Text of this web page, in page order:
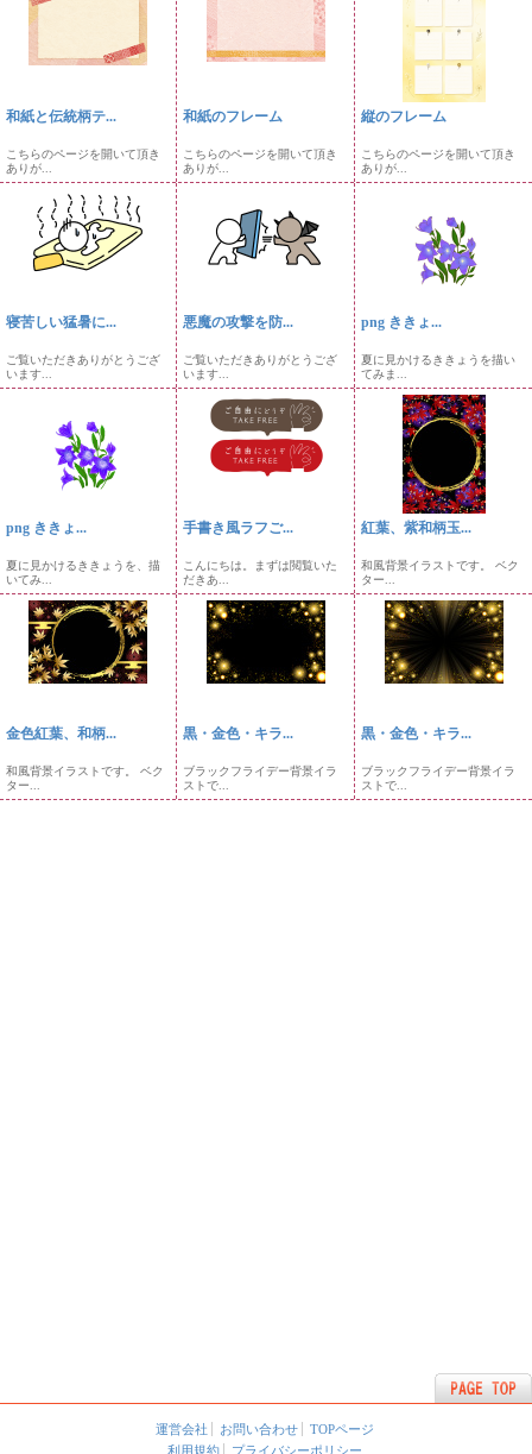
和紙と伝統柄テ...
こちらのページを開いて頂き
ありが...
和紙のフレーム
こちらのページを開いて頂き
ありが...
縦のフレーム
こちらのページを開いて頂き
ありが...
寝苦しい猛暑に...
ご覧いただきありがとうござ
います...
悪魔の攻撃を防...
ご覧いただきありがとうござ
います...
png ききょ...
夏に見かけるききょうを描い
てみま...
png ききょ...
夏に見かけるききょうを、描
いてみ...
手書き風ラフご...
こんにちは。まずは閲覧いた
だきあ...
紅葉、紫和柄玉...
和風背景イラストです。 ベク
ター...
金色紅葉、和柄...
和風背景イラストです。 ベク
ター...
黒・金色・キラ...
ブラックフライデー背景イラ
ストで...
黒・金色・キラ...
ブラックフライデー背景イラ
ストで...
運営会社 お問い合わせ
TOPページ
利用規約
プライバシーポリシー